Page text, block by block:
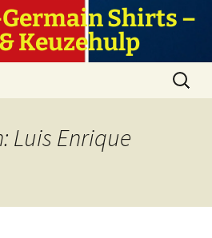
Shirts –
Keuzehulp
Zoeken
naar:
Luis Enrique